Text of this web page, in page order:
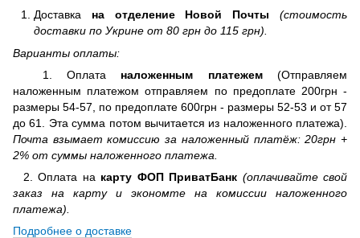
Доставка на отделение Новой Почты
(стоимость
доставки по Укрине от 80 грн до 115 грн).
Варианты оплаты:
1. Оплата наложенным платежем(Отправляем
наложенным платежом отправляем по предоплате 200грн -
размеры 54-57, по предоплате 600грн - размеры 52-53 и от 57
до 61. Эта сумма потом вычитается из наложенного платежа).
Почта взымает комиссию за наложенный платёж: 20грн +
2% от суммы наложенного платежа.
2. Оплата на карту ФОП ПриватБанк (оплачивайте свой
заказ на карту и экономте на комиссии наложенного
платежа).
Подробнее о доставке